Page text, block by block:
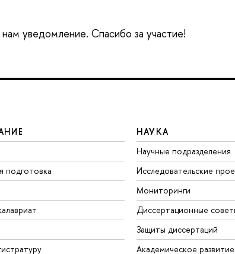
уведомление. Спасибо за участие!
подготовка
НАУКА
Научные подразделения
Исследовательские
Мониторинги
Диссертационные
Защиты диссертаций
Академическое развитие